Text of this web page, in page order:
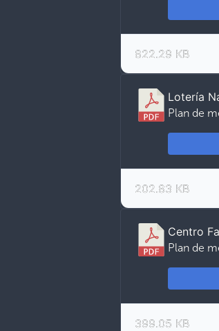
822.29 KB
Lotería
Plan de
202.83 KB
Centro
Plan de
399.05 KB